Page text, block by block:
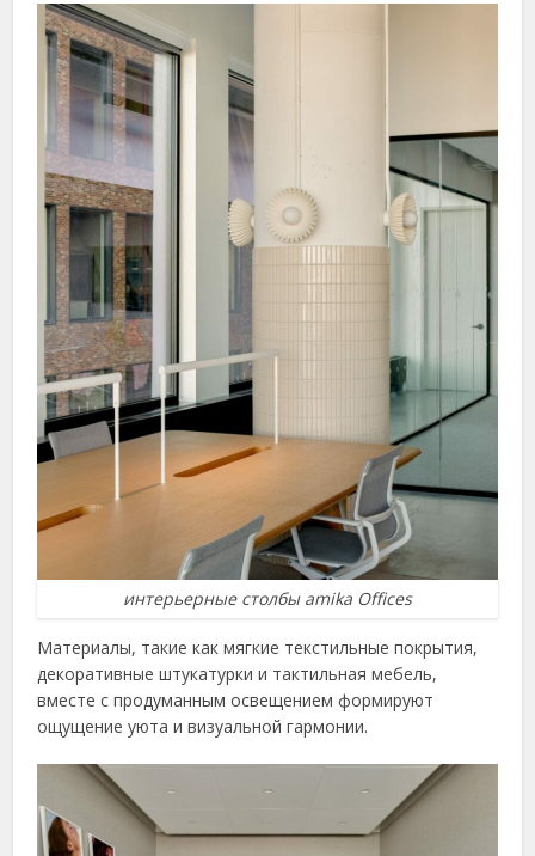
интерьерные столбы amika Offices
Материалы, такие как мягкие текстильные покрытия,
декоративные штукатурки и тактильная мебель,
вместе с продуманным освещением формируют
ощущение уюта и визуальной гармонии.